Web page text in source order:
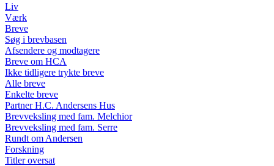
Liv
Værk
Breve
Søg i brevbasen
Afsendere og modtagere
Breve om HCA
Ikke tidligere trykte breve
Alle breve
Enkelte breve
Partner H.C. Andersens Hus
Brevveksling med fam. Melchior
Brevveksling med fam. Serre
Rundt om Andersen
Forskning
Titler oversat